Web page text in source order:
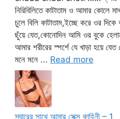
নিরিবিলিতে কাটাতাম ও আমার কোলে
চুলে বিলি কাটাতাম,ইচ্ছে করে ওর
ছুঁয়ে যেত,কোনোদিন আমি ওর বুকে
আমার শরীরের স্পর্শে যে খাড়া হয়ে
মনে মনে ... Read more
স্যারের সাথে আমার সেক্স কাহিনী – 1